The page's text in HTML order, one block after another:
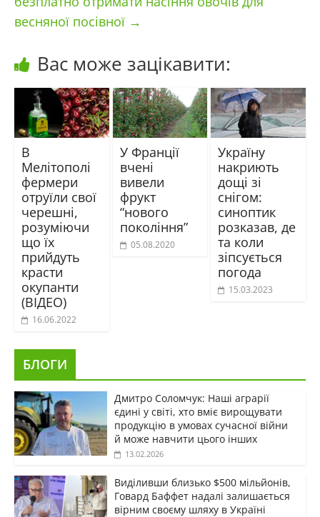
весняної посівної →
Вас може зацікавити:
В
Мелітополі
фермери
отруїли свої
черешні,
розуміючи
що їх
прийдуть
красти
окупанти
(ВІДЕО)
16.06.2022
У Франції
вчені
вивели
фрукт
“нового
покоління”
05.08.2020
Україну
накриють
дощі зі
снігом:
синоптик
розказав, де
та коли
зіпсується
погода
15.03.2023
БЛОГИ
Дмитро Соломчук: Наші аграрії
єдині у світі, хто вміє вирощувати
продукцію в умовах сучасної війни
й може навчити цього інших
13.02.2026
Виділивши близько $500 мільйонів,
Говард Баффет надалі залишається
вірним своєму шляху в Україні